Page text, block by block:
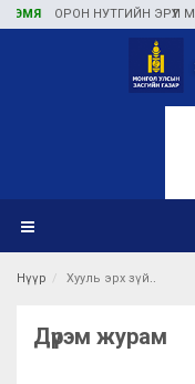
ОРОН НУТГИЙН ЭРҮҮЛ
Нүүр Хууль эрх зүй
Дүрэм журам